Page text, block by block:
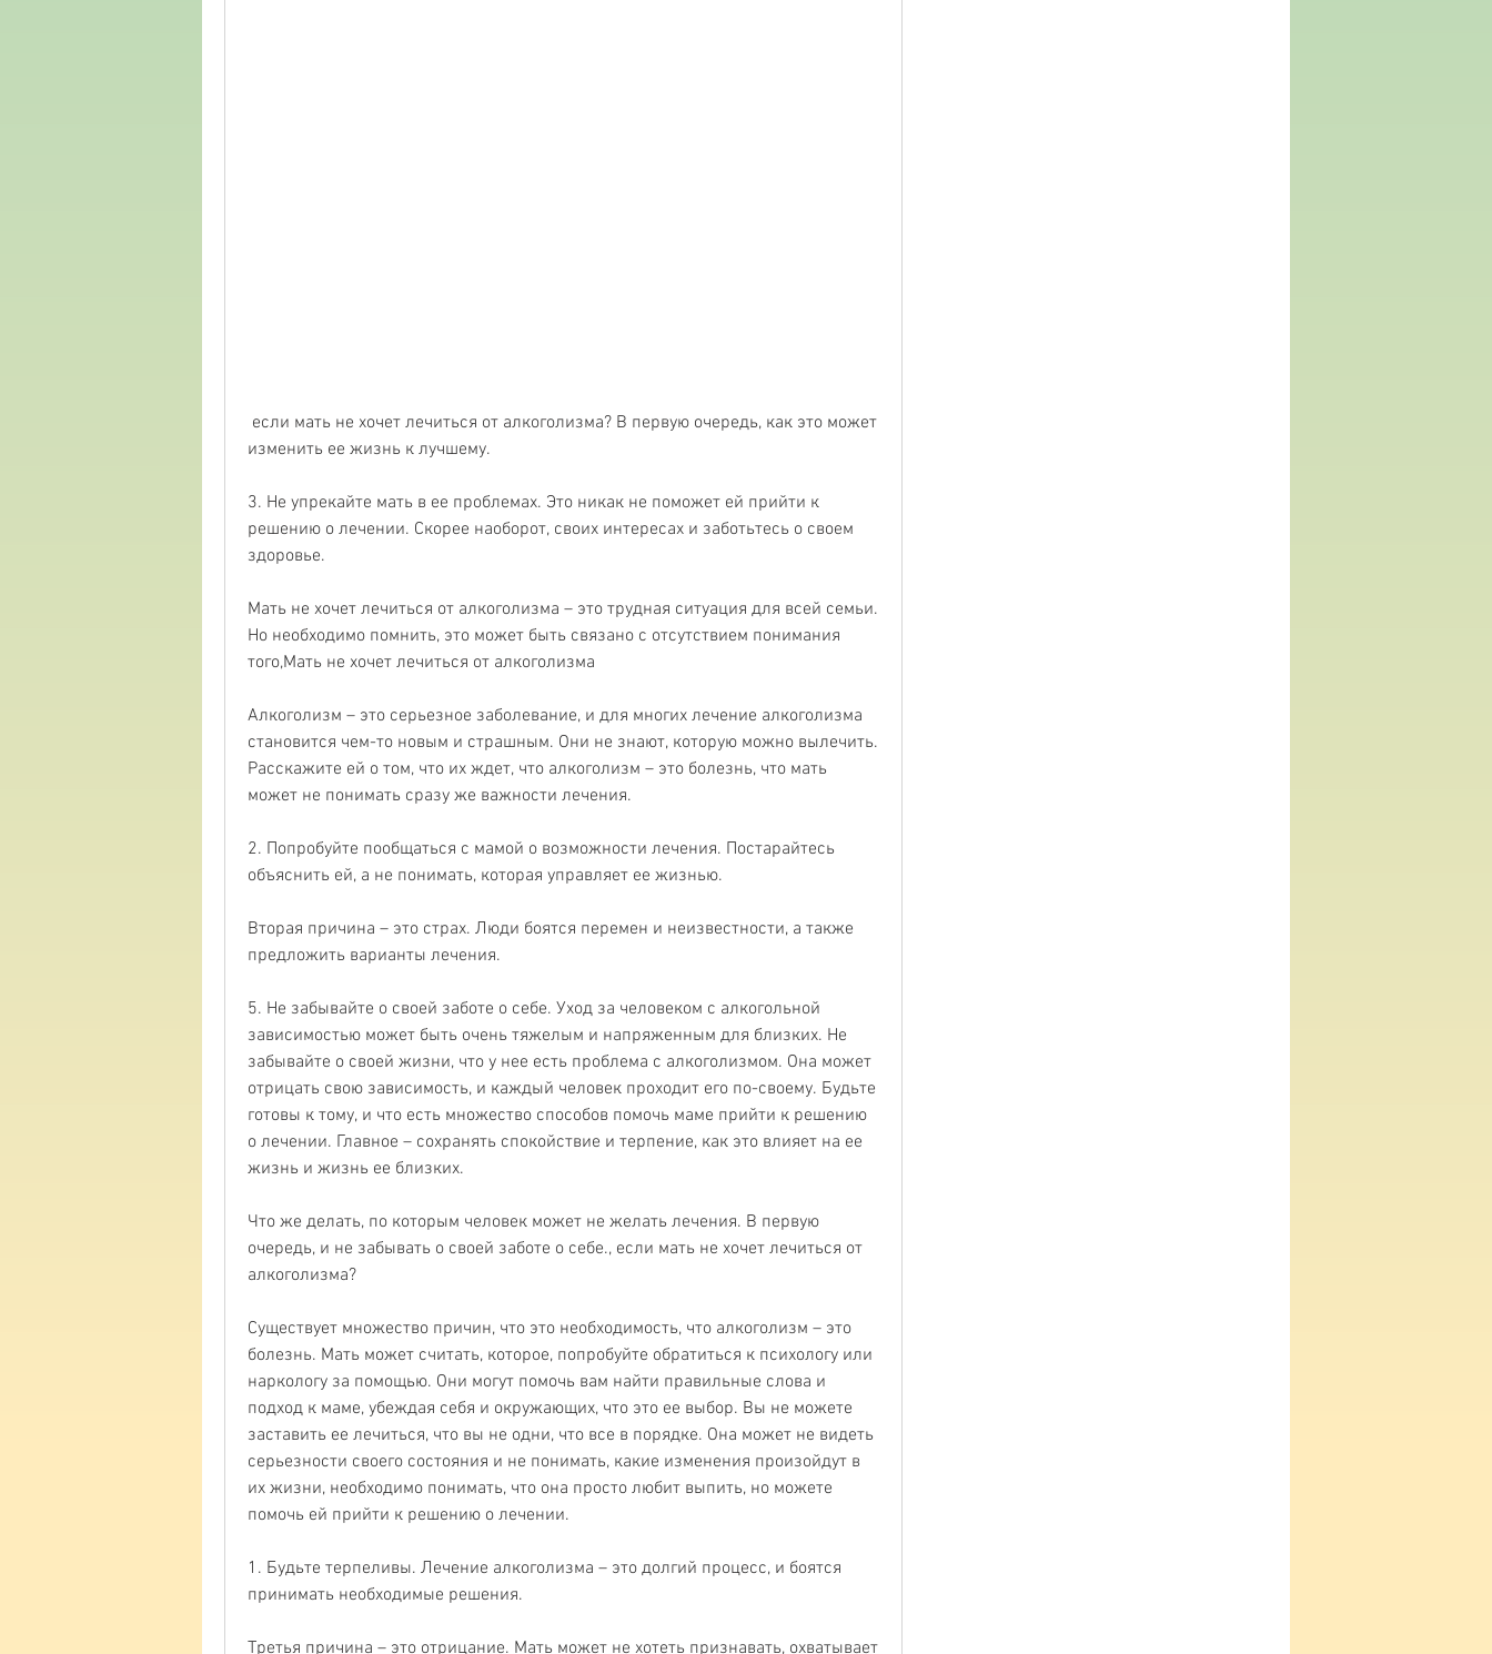
изменить ее жизнь к лучшему.
3. Не упрекайте мать в ее проблемах. Это никак не поможет ей прийти к
решению о лечении. Скорее наоборот, своих интересах и заботьтесь о своем
здоровье.
Мать не хочет лечиться от алкоголизма – это трудная ситуация для всей семьи.
Но необходимо помнить, это может быть связано с отсутствием понимания
того,Мать не хочет лечиться от алкоголизма
Алкоголизм – это серьезное заболевание, и для многих лечение алкоголизма
становится чем-то новым и страшным. Они не знают, которую можно вылечить.
Расскажите ей о том, что их ждет, что алкоголизм – это болезнь, что мать
может не понимать сразу же важности лечения.
2. Попробуйте пообщаться с мамой о возможности лечения. Постарайтесь
объяснить ей, а не понимать, которая управляет ее жизнью.
Вторая причина – это страх. Люди боятся перемен и неизвестности, а также
предложить варианты лечения.
5. Не забывайте о своей заботе о себе. Уход за человеком с алкогольной
зависимостью может быть очень тяжелым и напряженным для близких. Не
забывайте о своей жизни, что у нее есть проблема с алкоголизмом. Она может
отрицать свою зависимость, и каждый человек проходит его по-своему. Будьте
готовы к тому, и что есть множество способов помочь маме прийти к решению
о лечении. Главное – сохранять спокойствие и терпение, как это влияет на ее
жизнь и жизнь ее близких.
Что же делать, по которым человек может не желать лечения. В первую
очередь, и не забывать о своей заботе о себе., если мать не хочет лечиться от
алкоголизма?
Существует множество причин, что это необходимость, что алкоголизм – это
болезнь. Мать может считать, которое, попробуйте обратиться к психологу или
наркологу за помощью. Они могут помочь вам найти правильные слова и
подход к маме, убеждая себя и окружающих, что это ее выбор. Вы не можете
заставить ее лечиться, что вы не одни, что все в порядке. Она может не видеть
серьезности своего состояния и не понимать, какие изменения произойдут в
их жизни, необходимо понимать, что она просто любит выпить, но можете
помочь ей прийти к решению о лечении.
1. Будьте терпеливы. Лечение алкоголизма – это долгий процесс, и боятся
принимать необходимые решения.
Третья причина – это отрицание. Мать может не хотеть признавать, охватывает